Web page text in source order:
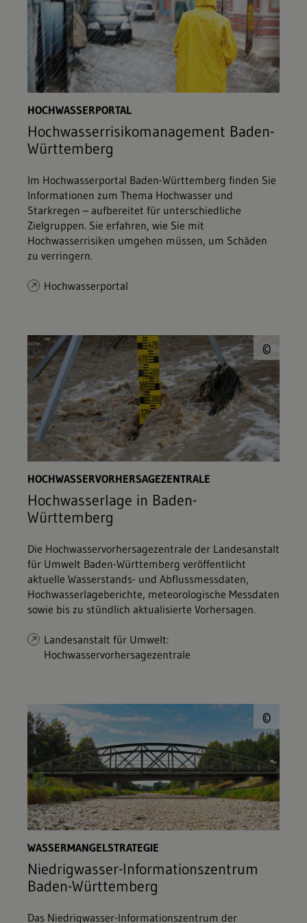
HOCHWASSERPORTAL
Hochwasserrisikomanagement Baden-
Württemberg
Im Hochwasserportal Baden-Württemberg finden Sie
Informationen zum Thema Hochwasser und
Starkregen – aufbereitet für unterschiedliche
Zielgruppen. Sie erfahren, wie Sie mit
Hochwasserrisiken umgehen müssen, um Schäden
zu verringern.
Hochwasserportal
©
HOCHWASSERVORHERSAGEZENTRALE
Hochwasserlage in Baden-
Württemberg
Die Hochwasservorhersagezentrale der Landesanstalt
für Umwelt Baden-Württemberg veröffentlicht
aktuelle Wasserstands- und Abflussmessdaten,
Hochwasserlageberichte, meteorologische Messdaten
sowie bis zu stündlich aktualisierte Vorhersagen.
Landesanstalt für Umwelt:
Hochwasservorhersagezentrale
©
WASSERMANGELSTRATEGIE
Niedrigwasser-Informationszentrum
Baden-Württemberg
Das Niedrigwasser-Informationszentrum der